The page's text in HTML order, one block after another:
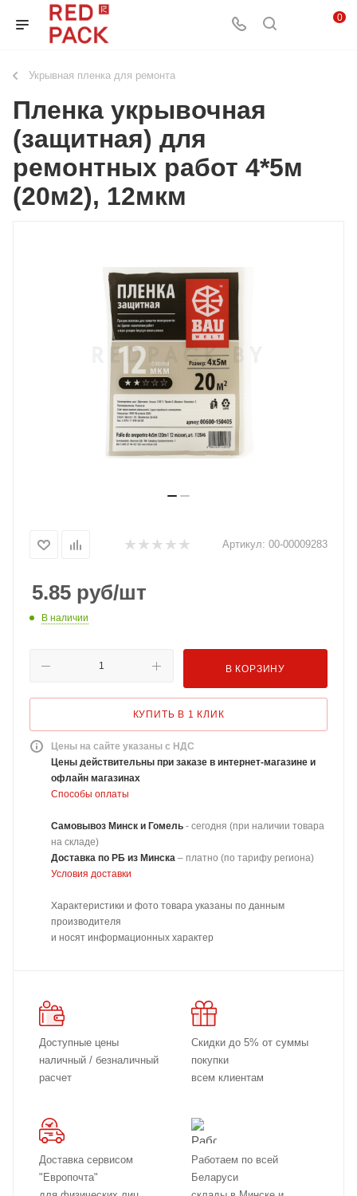
0
Укрывная пленка для ремонта
Пленка укрывочная
(защитная) для
ремонтных работ 4*5м
(20м2), 12мкм
Артикул: 00-00009283
5.85 руб/шт
В наличии
В КОРЗИНУ
КУПИТЬ В 1 КЛИК
Цены на сайте указаны с НДС
Цены действительны при заказе в интернет-магазине и
офлайн магазинах
Способы оплаты
Самовывоз Минск и Гомель - сегодня (при наличии товара
на складе)
Доставка по РБ из Минска – платно (по тарифу региона)
Условия доставки
Характеристики и фото товара указаны по данным
производителя
и носят информационных характер
Доступные цены
наличный / безналичный
расчет
Скидки до 5% от суммы
покупки
всем клиентам
Доставка сервисом
"Европочта"
Работаем по всей
Беларуси